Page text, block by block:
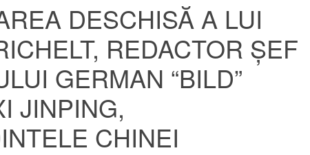
DESCHISĂ A LUI
REDACTOR ȘEF
GERMAN “BILD”
JINPING,
CHINEI